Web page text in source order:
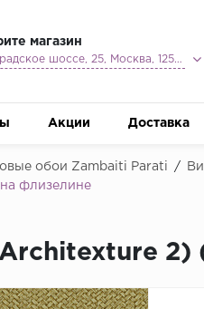
магазин
Ленинградское шоссе, 25, Москва, 125212
Акции Доставка
обои Zambaiti Parati /
флизелине
2)